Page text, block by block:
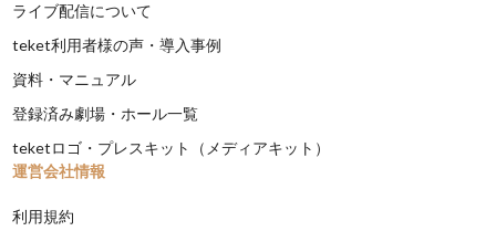
ライブ配信について
teket利用者様の声・導入事例
資料・マニュアル
登録済み劇場・ホール一覧
teketロゴ・プレスキット（メディアキット）
運営会社情報
利用規約